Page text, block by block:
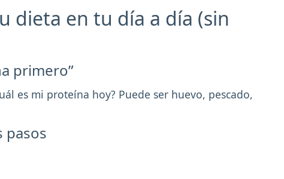
dieta en tu día a día (sin
primero”
es mi proteína hoy? Puede ser huevo, pescado,
pasos